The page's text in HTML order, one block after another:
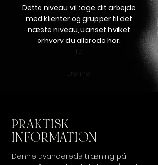
Dette niveau vil tage dit arbejde
med klienter og grupper til det
næste niveau, uanset hvilket
erhverv du allerede har.
To
Denne
PRAKTISK
INFORMATION
Denne avancerede træning på